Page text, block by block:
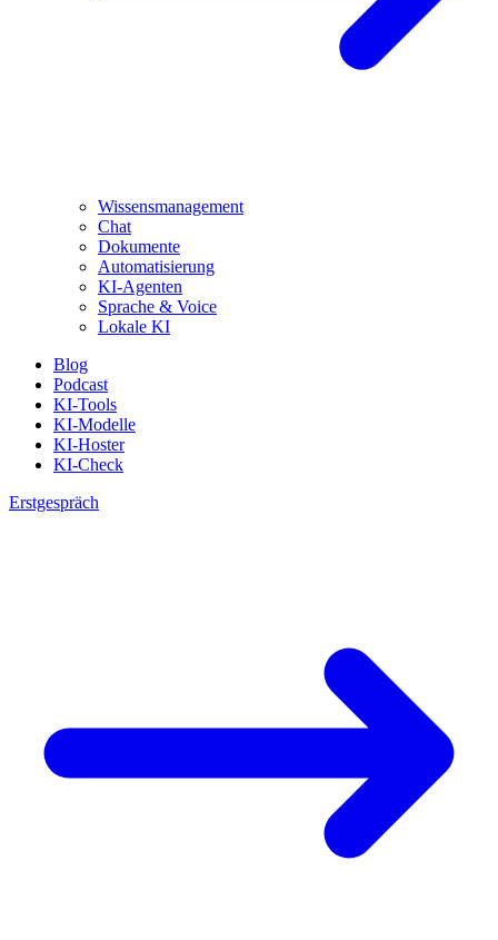
Wissensmanagement
Chat
Dokumente
Automatisierung
KI-Agenten
Sprache & Voice
Lokale KI
Blog
Podcast
KI-Tools
KI-Modelle
KI-Hoster
KI-Check
Erstgespräch